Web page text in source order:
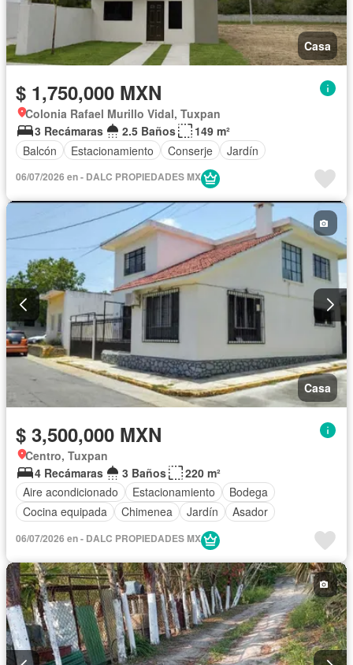
Casa
$ 1,750,000 MXN
Colonia Rafael Murillo Vidal, Tuxpan
3 Recámaras
2.5 Baños
149 m²
Balcón
Estacionamiento Conserje Jardín
06/07/2026 en - DALC PROPIEDADES MX
Casa
$ 3,500,000 MXN
Centro, Tuxpan
4 Recámaras
3 Baños
220 m²
Aire acondicionado
Estacionamiento
Bodega
Cocina equipada
Chimenea Jardín Asador
06/07/2026 en - DALC PROPIEDADES MX